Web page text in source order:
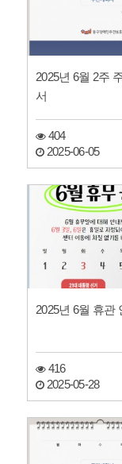
2025년 6월 2주
서
404
2025-06-05
2025년 6월 휴관
416
2025-05-28